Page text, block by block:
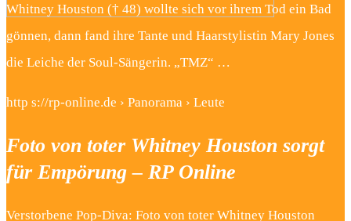
Whitney Houston († 48) wollte sich vor ihrem Tod ein Bad
gönnen, dann fand ihre Tante und Haarstylistin Mary Jones
die Leiche der Soul-Sängerin. „TMZ“ …
http s://rp-online.de › Panorama › Leute
Foto von toter Whitney Houston sorgt
für Empörung – RP Online
Verstorbene Pop-Diva: Foto von toter Whitney Houston